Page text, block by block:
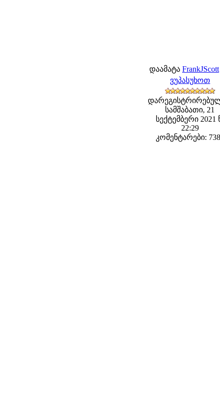
დაამატა FrankJScott
ვუპასუხოთ
სამშაბათი, 21
სექტემბერი 2021
22:29
კომენტარები: